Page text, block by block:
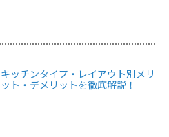
キッチンタイプ・レイアウト別メリ
ット・デメリットを徹底解説！